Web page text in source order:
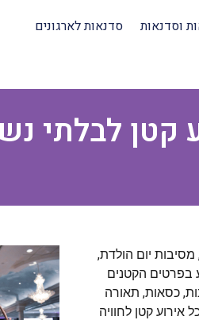
וסדנאות
סדנאות לארגונים
קטן לבלתי
יום הולדת,
בפרטים הקטנים
כסאות, תאורה
אירוע קטן לחוויה